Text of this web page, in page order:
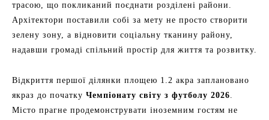
трасою, що покликаний поєднати розділені райони.
Архітектори поставили собі за мету не просто створити
зелену зону, а відновити соціальну тканину району,
надавши громаді спільний простір для життя та розвитку.
Відкриття першої ділянки площею 1.2 акра заплановано
якраз до початку Чемпіонату світу з футболу 2026.
Місто прагне продемонструвати іноземним гостям не